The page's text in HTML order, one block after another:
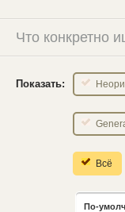
Что конкретно
Показать:
Всё
По-